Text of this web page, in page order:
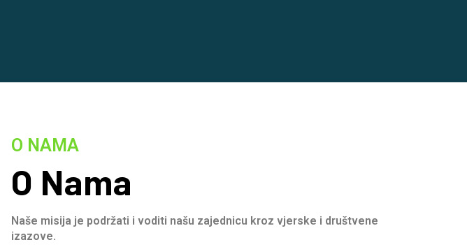
O NAMA
O Nama
Naše misija je podržati i voditi našu zajednicu kroz vjerske i društvene
izazove.